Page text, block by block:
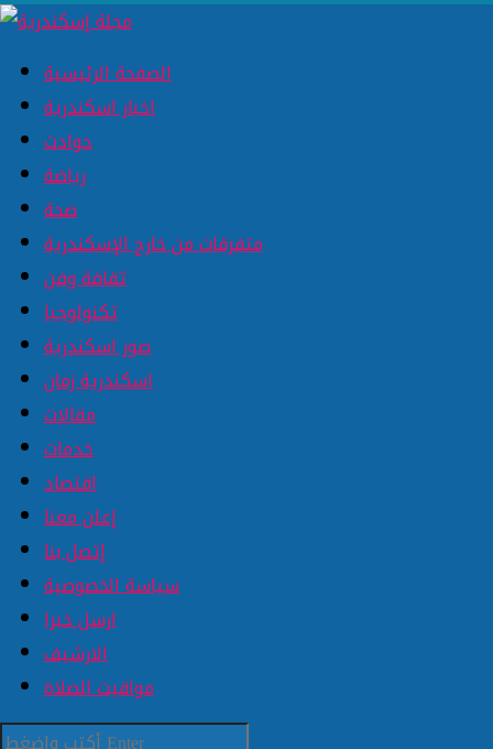
الصفحة الرئيسية
اخبار اسكندرية
حوادث
رياضة
صحة
متفرقات من خارج الإسكندرية
ثقافة وفن
تكنولوجيا
صور اسكندرية
اسكندرية زمان
مقالات
خدمات
اقتصاد
إعلن معنا
إتصل بنا
سياسة الخصوصية
ارسل خبرا
الارشيف
مواقيت الصلاة